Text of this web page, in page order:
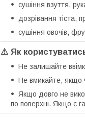
сушіння взуття,
дозрівання тіста,
сушіння овочів,
⚠ Як
Не залишайте
Не вмикайте, якщо
Якщо довго не
по поверхні. Якщо є